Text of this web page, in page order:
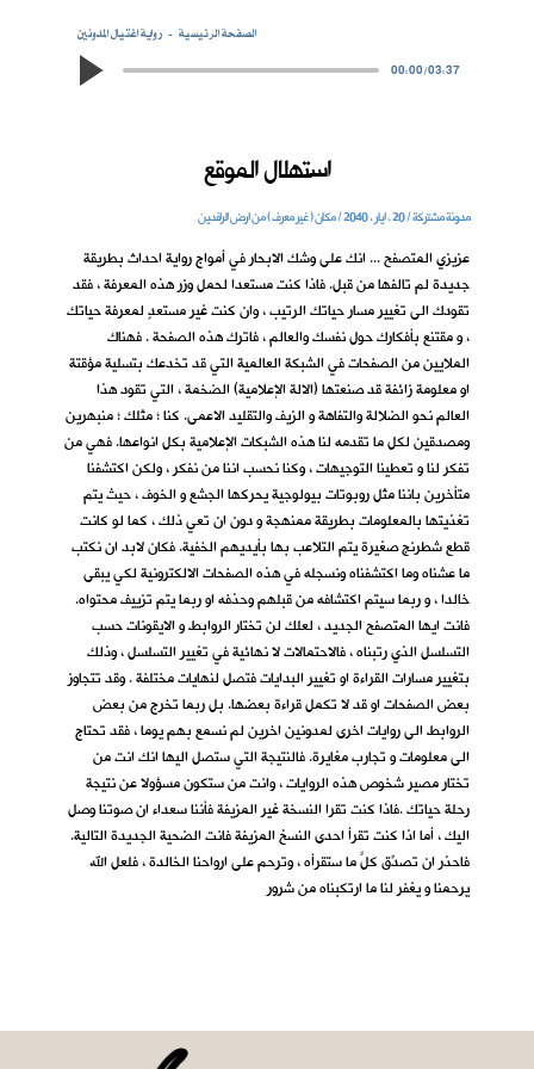
رواية اغتيال المدونين
الصفحة الرئيسية
00:00/03:37
استهلال الموقع
مدونة مشتركة / 20 ، ايار ، 2040 / مكان ( غير معرف ) من ارض الرافدين
جديدة لم تالفها من قبل. فاذا كنت مستعدا لحمل وزر هذه المعرفة ، فقد
تقودك الى تغيير مسار حياتك الرتيب ، وان كنت غير مستعدٍ لمعرفة حياتك
، و مقتنع بأفكارك حول نفسك والعالم ، فاترك هذه الصفحة . فهناك
الملايين من الصفحات في الشبكة العالمية التي قد تخدعك بتسلية مؤقتة
او معلومة زائفة قد صنعتها (الالة الإعلامية) الضخمة ، التي تقود هذا
العالم نحو الضلالة والتفاهة و الزيف والتقليد الاعمى. كنا ؛ مثلك ؛ منبهرين
ومصدقين لكل ما تقدمه لنا هذه الشبكات الإعلامية بكل انواعها. فهي من
تفكر لنا و تعطينا التوجيهات ، وكنا نحسب اننا من نفكر ، ولكن اكتشفنا
متأخرين باننا مثل روبوتات بيولوجية يحركها الجشع و الخوف ، حيث يتم
تغذيتها بالمعلومات بطريقة ممنهجة و دون ان تعي ذلك ، كما لو كانت
قطع شطرنج صغيرة يتم التلاعب بها بأيديهم الخفية. فكان لابد ان نكتب
ما عشناه وما اكتشفناه ونسجله في هذه الصفحات الالكترونية لكي يبقى
خالدا ، و ربما سيتم اكتشافه من قبلهم وحذفه او ربما يتم تزييف محتواه.
فانت ايها المتصفح الجديد ، لعلك لن تختار الروابط و الايقونات حسب
التسلسل الذي رتبناه ، فالاحتمالات لا نهائية في تغيير التسلسل ، وذلك
بتغيير مسارات القراءة او تغيير البدايات فتصل لنهايات مختلفة . وقد تتجاوز
بعض الصفحات او قد لا تكمل قراءة بعضها. بل ربما تخرج من بعض
الروابط الى روايات اخرى لمدونين اخرين لم نسمع بهم يوما ، فقد تحتاج
الى معلومات و تجارب مغايرة. فالنتيجة التي ستصل اليها انك انت من
تختار مصير شخوص هذه الروايات ، وانت من ستكون مسؤولا عن نتيجة
رحلة حياتك .فاذا كنت تقرا النسخة غير المزيفة فأننا سعداء ان صوتنا وصل
اليك ، أما اذا كنت تقرأ احدى النسخ المزيفة فانت الضحية الجديدة التالية.
فاحذر ان تصدِّق كلَّ ما ستقرأه ، وترحم على ارواحنا الخالدة ، فلعل الله
يرحمنا و يغفر لنا ما ارتكبناه من شرور